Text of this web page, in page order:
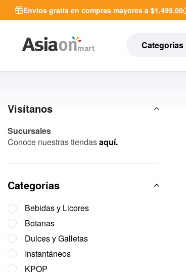
Envíos gratis en compras mayores a $1,499.00
Categorías
Visítanos
Sucursales
Conoce nuestras tiendasaquí.
Categorías
Bebidas y Licores
Botanas
Dulces y Galletas
Instantáneos
KPOP